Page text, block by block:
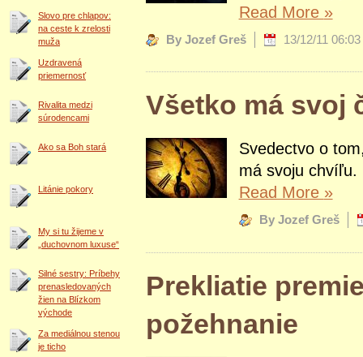
Read More »
By Jozef Greš 13/12/11 06:03
Všetko má svoj
Svedectvo o
má svoju chvíľu.
Read More »
By Jozef Greš
Prekliatie
požehnanie
Slovo pre chlapov:
na ceste k zrelosti
muža
Uzdravená
priemernosť
Rivalita medzi
súrodencami
Ako sa Boh stará
Litánie pokory
My si tu žijeme v
„duchovnom luxuse“
Silné sestry: Príbehy
prenasledovaných
žien na Blízkom
východe
Za mediálnou stenou
je ticho